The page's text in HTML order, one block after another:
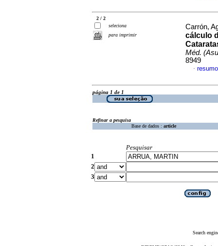
2 / 2
seleciona
para imprimir
Carrón,
cálculo
Méd.
8949
·
página 1 de 1
Refinar a pesquisa
Base de dados : article
Pesquisar
1
2
3
Search